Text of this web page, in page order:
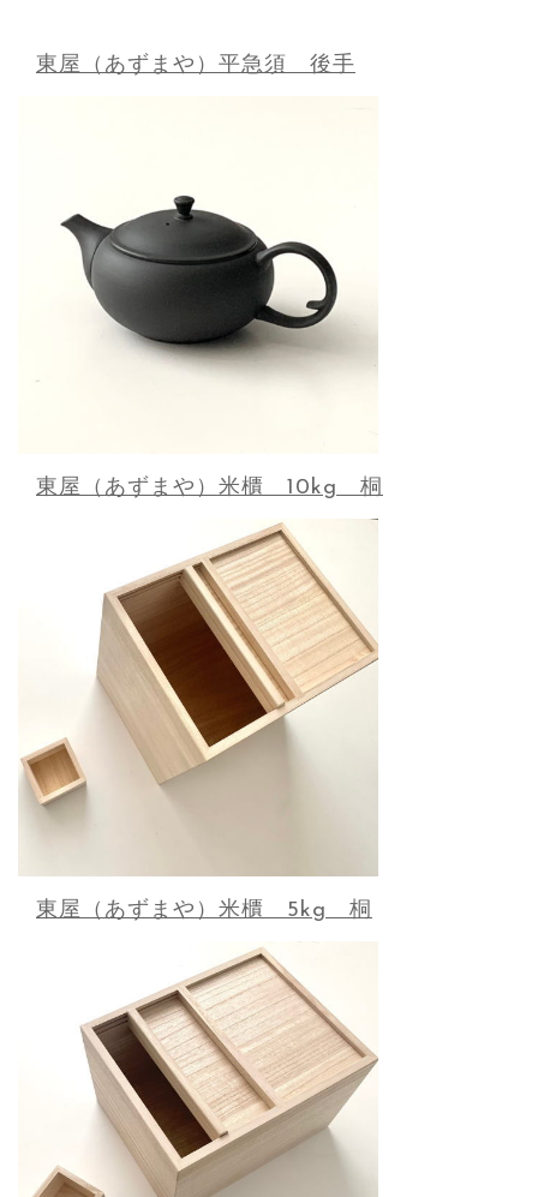
東屋（あずまや）平急須 後手
東屋（あずまや）米櫃 10kg 桐
東屋（あずまや）米櫃 5kg 桐